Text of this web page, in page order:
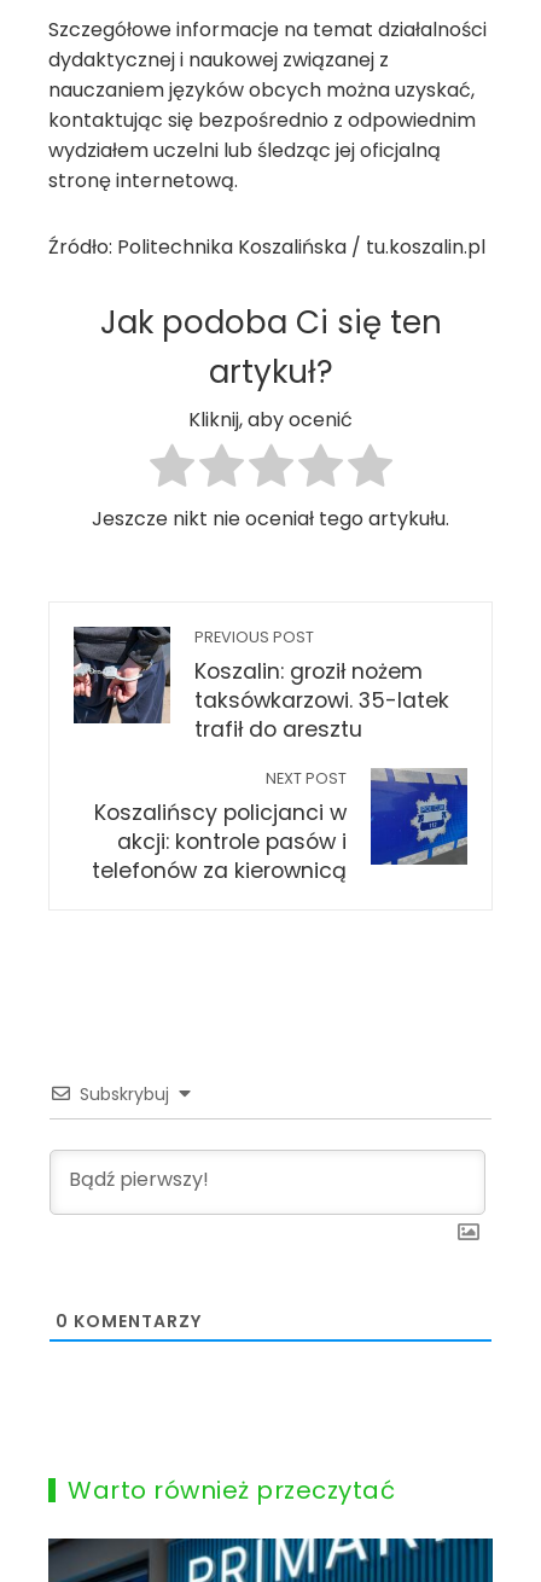
Szczegółowe informacje na temat działalności
dydaktycznej i naukowej związanej z
nauczaniem języków obcych można uzyskać,
kontaktując się bezpośrednio z odpowiednim
wydziałem uczelni lub śledząc jej oficjalną
stronę internetową.
Źródło: Politechnika Koszalińska / tu.koszalin.pl
Jak podoba Ci się ten
artykuł?
Kliknij, aby ocenić
Jeszcze nikt nie oceniał tego artykułu.
PREVIOUS POST
Koszalin: groził nożem
taksówkarzowi. 35-latek
trafił do aresztu
NEXT POST
Koszalińscy policjanci w
akcji: kontrole pasów i
telefonów za kierownicą
Subskrybuj
0 KOMENTARZY
Warto również przeczytać